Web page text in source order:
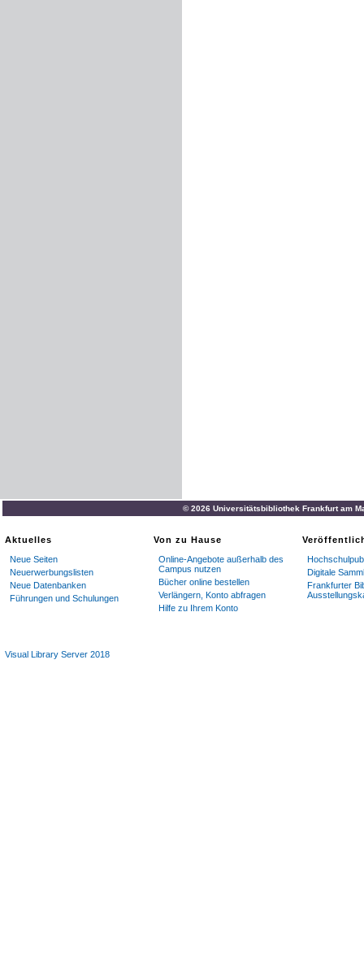
© 2026 Universitätsbibliothek Frankfurt am
Aktuelles
Neue Seiten
Neuerwerbungslisten
Neue Datenbanken
Führungen und Schulungen
Von zu Hause
Online-Angebote außerhalb des
Campus nutzen
Bücher online bestellen
Verlängern, Konto abfragen
Hilfe zu Ihrem Konto
Digitale
Frankfurter
Visual Library Server 2018